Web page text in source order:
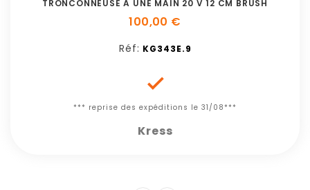
TRONCONNEUSE A UNE MAIN 20 V 12 CM BRUSH
100,00 €
Réf: KG343E.9

*** reprise des expéditions le 31/08***
Kress